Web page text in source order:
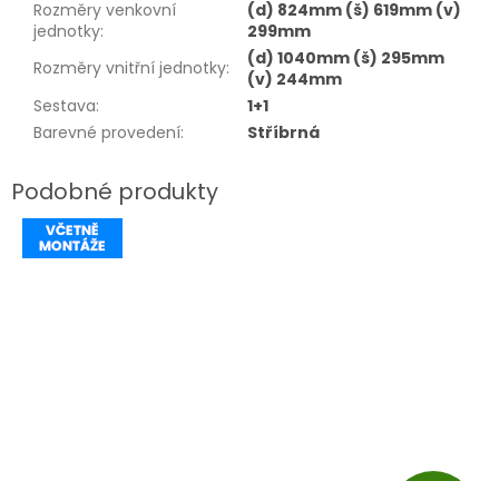
Rozměry venkovní
jednotky:
(d) 824mm (š) 619mm (v)
299mm
Rozměry vnitřní jednotky:
(d) 1040mm (š) 295mm
(v) 244mm
Sestava:
1+1
Barevné provedení: Stříbrná